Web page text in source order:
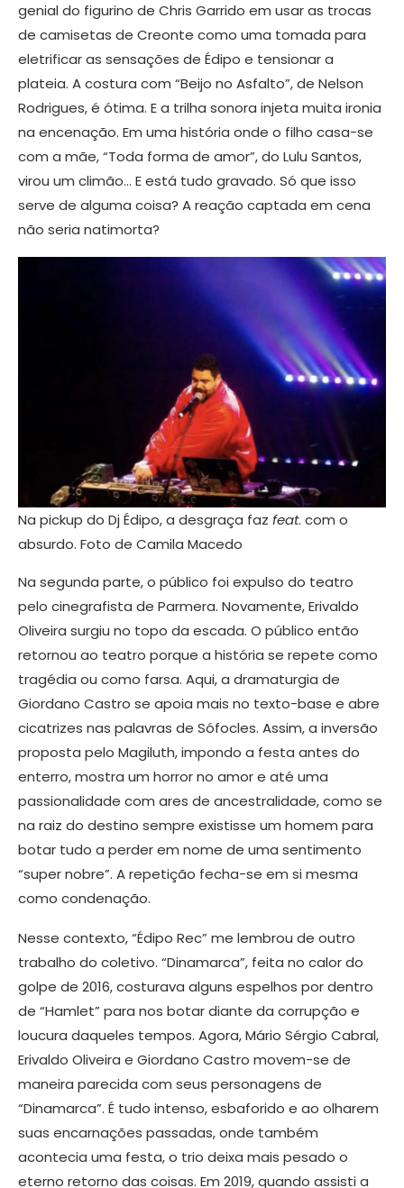
genial do figurino de Chris Garrido em usar as trocas
de camisetas de Creonte como uma tomada para
eletrificar as sensações de Édipo e tensionar a
plateia. A costura com “Beijo no Asfalto”, de Nelson
Rodrigues, é ótima. E a trilha sonora injeta muita ironia
na encenação. Em uma história onde o filho casa-se
com a mãe, “Toda forma de amor”, do Lulu Santos,
virou um climão… E está tudo gravado. Só que isso
serve de alguma coisa? A reação captada em cena
não seria natimorta?
Na pickup do Dj Édipo, a desgraça faz feat. com o
absurdo. Foto de Camila Macedo
Na segunda parte, o público foi expulso do teatro
pelo cinegrafista de Parmera. Novamente, Erivaldo
Oliveira surgiu no topo da escada. O público então
retornou ao teatro porque a história se repete como
tragédia ou como farsa. Aqui, a dramaturgia de
Giordano Castro se apoia mais no texto-base e abre
cicatrizes nas palavras de Sófocles. Assim, a inversão
proposta pelo Magiluth, impondo a festa antes do
enterro, mostra um horror no amor e até uma
passionalidade com ares de ancestralidade, como se
na raiz do destino sempre existisse um homem para
botar tudo a perder em nome de uma sentimento
“super nobre”. A repetição fecha-se em si mesma
como condenação.
Nesse contexto, “Édipo Rec” me lembrou de outro
trabalho do coletivo. “Dinamarca”, feita no calor do
golpe de 2016, costurava alguns espelhos por dentro
de “Hamlet” para nos botar diante da corrupção e
loucura daqueles tempos. Agora, Mário Sérgio Cabral,
Erivaldo Oliveira e Giordano Castro movem-se de
maneira parecida com seus personagens de
“Dinamarca”. É tudo intenso, esbaforido e ao olharem
suas encarnações passadas, onde também
acontecia uma festa, o trio deixa mais pesado o
eterno retorno das coisas. Em 2019, quando assisti a